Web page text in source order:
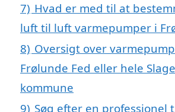
7) Hvad er med til at
luft til luft varmepumper i
8) Oversigt over
Frølunde Fed eller hele
kommune
9) Søg efter en professionel